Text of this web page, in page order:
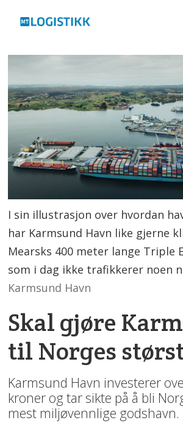
I sin illustrasjon over hvordan
har Karmsund Havn like gjerne
Mearsks 400 meter lange Triple
som i dag ikke trafikkerer noen
Karmsund Havn
Skal gjøre
til Norges
Karmsund Havn investerer
kroner og tar sikte på å bli
mest miljøvennlige godshavn.